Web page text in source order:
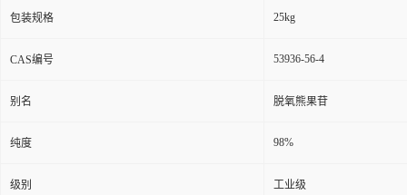
包装规格 25kg
CAS编号 53936-56-4
别名 脱氧熊果苷
纯度 98%
级别 工业级